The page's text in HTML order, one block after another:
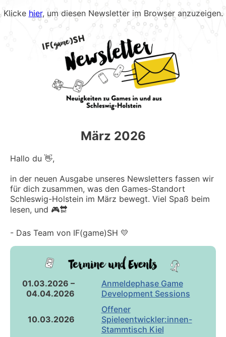
Klicke hier, um diesen Newsletter im Browser anzuzeigen.
März 2026
Hallo du 👋,
in der neuen Ausgabe unseres Newsletters fassen wir
für dich zusammen, was den Games-Standort
Schleswig-Holstein im März bewegt. Viel Spaß beim
lesen, und 🎮🔛
- Das Team von IF(game)SH 💛
01.03.2026 –
04.04.2026
Anmeldephase Game
Development Sessions
10.03.2026
Offener
Spieleentwickler:innen-
Stammtisch Kiel